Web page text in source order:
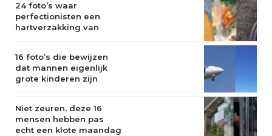
24 foto’s waar
perfectionisten een
hartverzakking van
16 foto’s die bewijzen
dat mannen eigenlijk
grote kinderen zijn
Niet zeuren, deze 16
mensen hebben pas
echt een klote maandag